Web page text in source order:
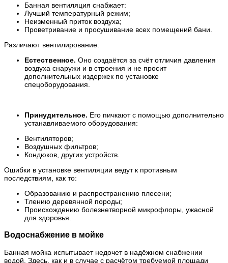
Банная вентиляция снабжает:
Лучший температурный режим;
Неизменный приток воздуха;
Проветривание и просушивание всех помещений бани.
Различают вентилирование:
Естественное. Оно создаётся за счёт отличия давления
воздуха снаружи и в строения и не просит
дополнительных издержек по установке
спецоборудования.
Принудительное. Его пичкают с помощью дополнительно
устанавливаемого оборудования:
Вентиляторов;
Воздушных фильтров;
Кондюков, других устройств.
Ошибки в установке вентиляции ведут к противным
последствиям, как то:
Образованию и распространению плесени;
Тлению деревянной породы;
Происхождению болезнетворной микрофлоры, ужасной
для здоровья.
Водоснабжение в мойке
Банная мойка испытывает недочет в надёжном снабжении
водой. Здесь, как и в случае с расчётом требуемой площади